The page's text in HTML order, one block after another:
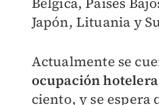
Japón, Lituania y
Actualmente se
ocupación hotelera
ciento, y se espera